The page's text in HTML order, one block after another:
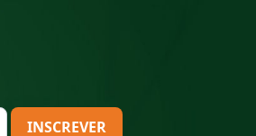
INSCREVER